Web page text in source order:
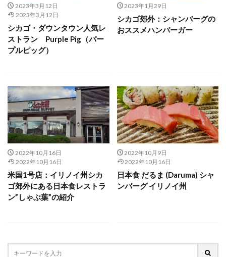
2023年3月12日
2023年3月12日
シカゴ・ダウンタウン人気レ
ストラン Purple Pig（パー
プルピッグ）
2023年1月29日
シカゴ郊外：シャンバーグの
おススメハンバーガー
2022年10月16日
2022年10月16日
米国1号店：イリノイ州シカ
ゴ郊外にある日本食レストラ
ン”しゃぶ葉”の紹介
2022年10月9日
2022年10月16日
日本食 だるま (Daruma) シャ
ンバーグ イリノイ州